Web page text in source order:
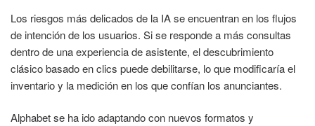
Los riesgos más delicados de la IA se encuentran en los flujos
de intención de los usuarios. Si se responde a más consultas
dentro de una experiencia de asistente, el descubrimiento
clásico basado en clics puede debilitarse, lo que modificaría el
inventario y la medición en los que confían los anunciantes.
Alphabet se ha ido adaptando con nuevos formatos y